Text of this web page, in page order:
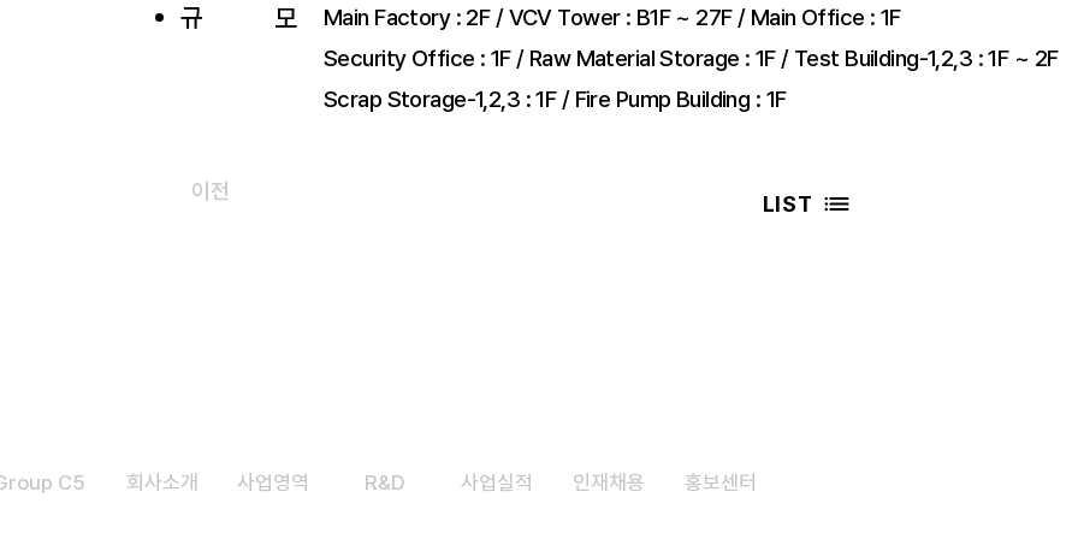
규 모
Main Factory : 2F / VCV Tower : B1F ~ 27F / Main Office : 1F
Security Office : 1F / Raw Material Storage : 1F / Test Building-1,2,3 : 1F ~ 2F
Scrap Storage-1,2,3 : 1F / Fire Pump Building : 1F
이전 LIST
C5 ​회사소개 ​사업영역 R&D 사업실적 인재채용 ​홍보센터